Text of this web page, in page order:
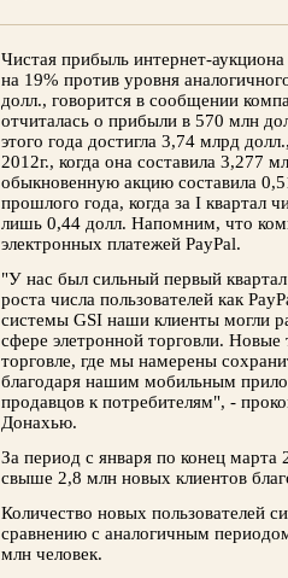
Чистая прибыль интернет-
на 19% против уровня
долл., говорится в сообщении
отчиталась о прибыли в 570 млн
этого года достигла 3,74 млрд
2012г., когда она составила 3,277
обыкновенную акцию составила
прошлого года, когда за I квартал
лишь 0,44 долл. Напомним, что
электронных платежей PayPal.
"У нас был сильный первый
роста числа пользователей как
системы GSI наши клиенты могли
сфере элетронной торговли.
торговле, где мы намерены
благодаря нашим мобильным
продавцов к потребителям", -
Донахью.
За период с января по конец марта
свыше 2,8 млн новых клиентов
Количество новых пользователей
сравнению с аналогичным
млн человек.